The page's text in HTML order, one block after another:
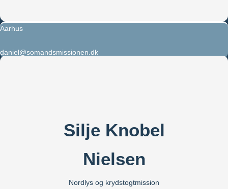
Aarhus
daniel@somandsmissionen.dk
Silje Knobel
Nielsen
Nordlys og krydstogtmission